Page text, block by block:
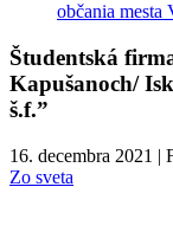
občania
Študentská
Kapušanoch/
š.f.”
16. decembra 2021 |
Zo sveta